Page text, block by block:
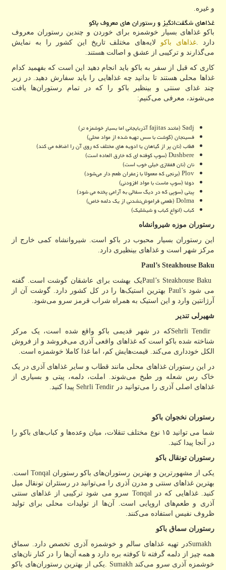
و غیره.
غذاهای شگفت‌انگیز و رستوران‌ های معروف باکو
باکو غذاهای بسیار خوشمزه برای خوردن و چندین رستوران معروف
دارد.غذاهای باکو لایه‌های مختلف تاریخ این کشور را به نمایش
می‌گذارند و ترکیبی از عشق و اصالت هستند.
کاری که قبل از سفر به باکو باید انجام دهید این است که بفهمید کدام
غذاها محلی هستند تا بدانید چه غذاهایی را باید سفارش دهید. در زیر
چند غذای سنتی و بینظیر باکو را که در تمام رستوران‌ها یافت
می‌شوند، معرفی می‌کنیم:
Sadj(مانندfajitasآذربایجانی اما بسیار خوشمزه تر)
فسینجان (گوشت با سس تهیه شده از مواد محلی)
قطاب (نان پر از گیاهان یا ادویه های مختلف که روی آن را اضافه می کند)
Dushbere(سوپ کوفته ای که خارق العاده است)
نان (نان قفقازی خیلی خوب است)
Plov(برنجی که معمولا با زعفران طعم دار می‌شود)
دوغا (سوپ ماست با مواد افزودنی)
پیتی (سوپی که در دیگ سفالی به آرامی پخته می شود)
Dolma(طعمی فراموش‌نشدنی از یک دلمه خاص)
کباب (انواع کباب و شیشلیک)
رستوران موزه شیروانشاه
این رستوران بسیار محبوب در باکو است. شیروانشاه کمی خارج از
مرکز شهر است و غذاهای بینظیری دارد.
Paul’s Steakhouse Baku
Paul’s Steakhouse Bakuیک بهشت ​​برای عاشقان گوشت است. گفته
می شودPaul’s بهترین استیک‌ها را در کل کشور دارد. گوشت آن از
آرژانتین وارد و این استیک به همراه شراب قرمز سرو می‌شود.
شهیرلی تندیر
Sehrli Tendirکه در شهر قدیمی باکو واقع شده است، یک مرکز
شناخته شده باکو است که غذاهای واقعی آذری می‌فروشد و از فروش
الکل خودداری می‌کند. قیمت‌هایش کم، اما غذا کاملا خوشمزه است.
در این رستوران غذاهای محلی مانند قطاب و سایر غذاهای آذری در یک
خاک رس شعله ور طبخ می‌شوند. املت، دلمه، پیتی و بسیاری از
غذاهای اصلی آذری را می‌توانید در Sehrli Tendir پیدا کنید.
رستوران نخجوان باکو
شما می توانید ۱۵ نوع مختلف تنقلات، میان وعده‌ها و کباب‌های باکو را
در آنجا پیدا کنید.
رستوران تونقال باکو
یکی از مشهورترین و بهترین رستوران‌های باکو رستوران Tonqal است.
بهترین غذاهای سنتی و مدرن آذری را می‌توانید در رستئران تونقال میل
کنید. غذاهایی که در
Tonqal سرو می شود ترکیبی از غذاهای سنتی
آذری و طعم‌های اروپایی است. آن‌ها از تولیدات محلی برای تولید
ظروف نفیس استفاده می‌کنند.
رستوران سماق باکو
Sumakhدر تهیه غذاهای سالم و خوشمزه آذری تخصص دارد. سماق
همه چیز از دلمه گرفته تا کوفته بره دارد و همه آن‌ها را در کنار نان‌های
خوشمزه آذری سرو می‌کند. Sumakhیکی از بهترین رستوران‌های باکو